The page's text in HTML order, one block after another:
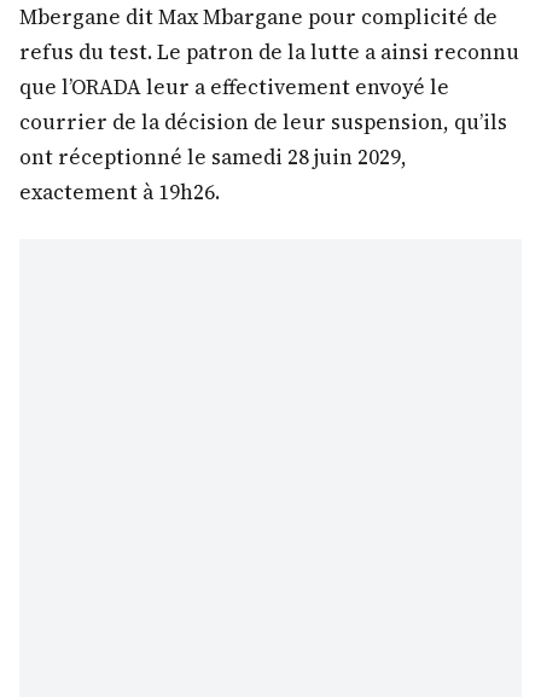
Mbergane dit Max Mbargane pour complicité de
refus du test. Le patron de la lutte a ainsi reconnu
que l’ORADA leur a effectivement envoyé le
courrier de la décision de leur suspension, qu’ils
ont réceptionné le samedi 28 juin 2029,
exactement à 19h26.